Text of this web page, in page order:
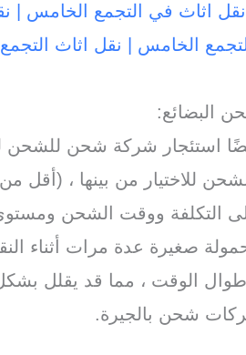
اثاث في التجمع الخامس |
الخامس | نقل اثاث
البضائع:
استئجار شركة شحن
للاختيار من بينها ، (أقل
التكلفة ووقت الشحن
صغيرة عدة مرات أثناء
طوال الوقت ، مما قد يقلل
شحن بالجيرة.